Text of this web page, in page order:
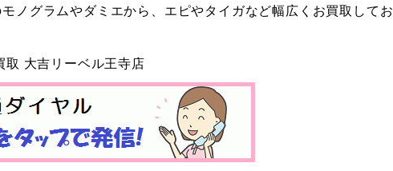
ノグラムやダミエから、エピやタイガなど幅広くお買取してお
取 大吉リーベル王寺店